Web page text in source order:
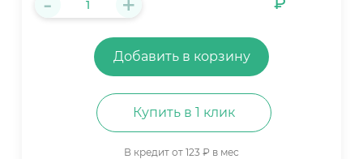
Добавить в корзину
Купить в 1 клик
В кредит от 123 ₽ в мес